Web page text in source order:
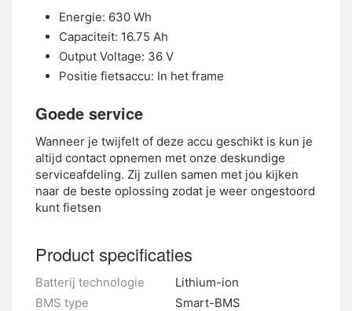
Energie: 630 Wh
Capaciteit: 16.75 Ah
Output Voltage: 36 V
Positie fietsaccu: In het frame
Goede service
Wanneer je twijfelt of deze accu geschikt is kun je
altijd contact opnemen met onze deskundige
serviceafdeling. Zij zullen samen met jou kijken
naar de beste oplossing zodat je weer ongestoord
kunt fietsen
Product specificaties
Batterij technologie
Lithium-ion
BMS type
Smart-BMS